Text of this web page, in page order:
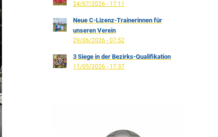
24/07/2026 - 17:11
Neue C-Lizenz-Trainerinnen für
unseren Verein
29/06/2026 - 07:52
3 Siege in der Bezirks-Qualifikation
11/05/2026 - 17:37